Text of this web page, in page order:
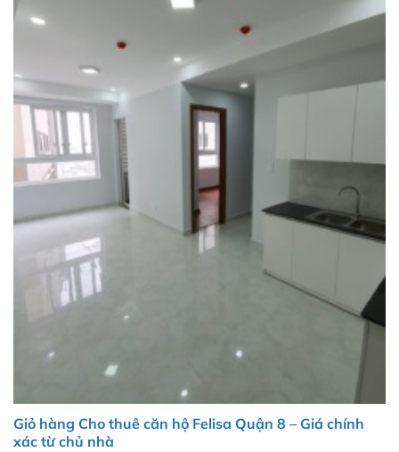
Giỏ hàng Cho thuê căn hộ Felisa Quận 8 – Giá chính
xác từ chủ nhà